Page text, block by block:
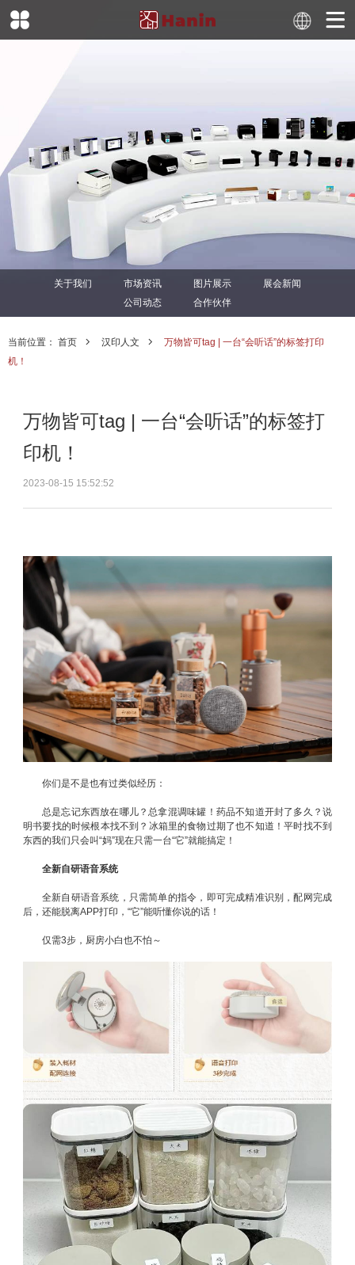
关于我们 市场资讯 图片展示
展会新闻
公司动态
合作伙伴
当前位置： 首页 汉印人文
万物皆可tag | 一台“会听话”的标签打印
机！
万物皆可tag | 一台“会听话”的标签打
印机！
2023-08-15 15:52:52
你们是不是也有过类似经历：
总是忘记东西放在哪儿？总拿混调味罐！药品不知道开封了多久？说
明书要找的时候根本找不到？冰箱里的食物过期了也不知道！平时找不到
东西的我们只会叫“妈”现在只需一台“它”就能搞定！
全新自研语音系统
全新自研语音系统，只需简单的指令，即可完成精准识别，配网完成
后，还能脱离APP打印，“它”能听懂你说的话！
仅需3步，厨房小白也不怕～